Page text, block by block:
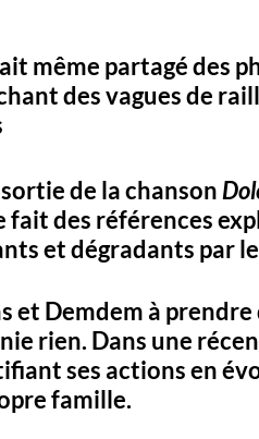
même partagé des
des vagues de
de la chanson
fait des références
et dégradants par
et Demdem à prendre
rien. Dans une
ses actions en
famille.